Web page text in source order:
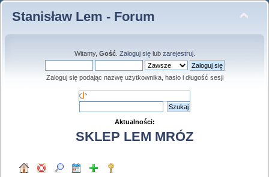
Stanisław Lem - Forum
Witamy, Gość. Zaloguj sięlub zarejestruj.
Zaloguj się podając nazwę użytkownika, hasło i długość sesji
Aktualności:
SKLEP LEM MRÓZ